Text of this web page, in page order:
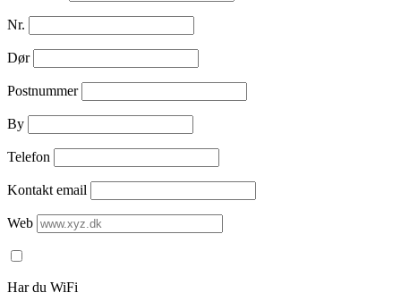
Nr.
Dør
Postnummer
By
Telefon
Kontakt email
Web
Har du WiFi